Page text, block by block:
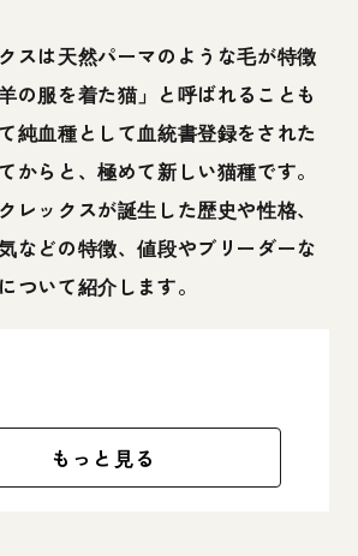
スは天然パーマのような毛が特徴
の服を着た猫」と呼ばれることも
純血種として血統書登録をされた
からと、極めて新しい猫種です。
レックスが誕生した歴史や性格、
などの特徴、値段やブリーダーな
ついて紹介します。
もっと見る